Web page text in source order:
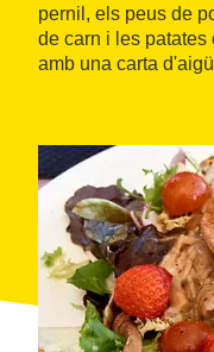
pernil, els peus de
de carn i les patates
amb una carta